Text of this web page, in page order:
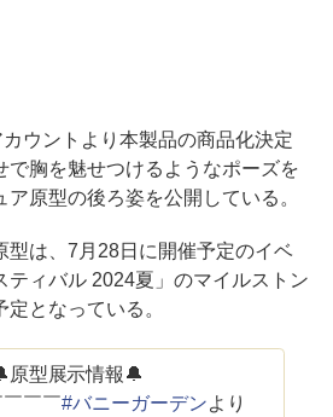
ウントより本製品の商品化決定
で胸を魅せつけるようなポーズを
原型の後ろ姿を公開している。
は、7月28日に開催予定のイベ
ティバル 2024夏」のマイルストン
となっている。
原型展示情報🔔
￣￣#バニーガーデンより